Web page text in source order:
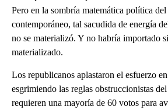
Pero en la sombría matemática política
contemporáneo, tal sacudida de energía
no se materializó. Y no habría importado
materializado.
Los republicanos aplastaron el esfuerzo
esgrimiendo las reglas obstruccionistas
requieren una mayoría de 60 votos para